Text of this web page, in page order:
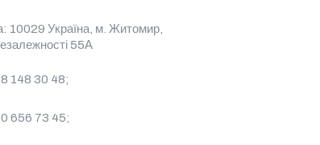
10029 Україна, м. Житомир,
55А
148 30 48;
656 73 45;